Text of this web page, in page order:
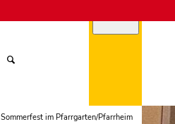
Sommerfest im Pfarrgarten/Pfarrheim